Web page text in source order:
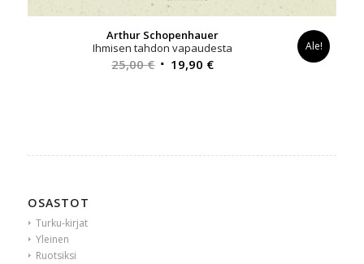
Arthur Schopenhauer
Ihmisen tahdon vapaudesta
25,00€ Alkuperäinen
19,90 €Nykyinen
Ale!
OSASTOT
Turku-kirjat
Yleinen
Ruotsiksi